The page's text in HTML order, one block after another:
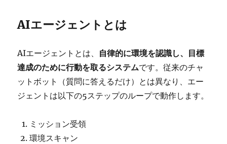
AIエージェントとは
AIエージェントとは、 自律的に環境を認識し、目標
達成のために行動を取るシステムです。従来のチャ
ットボット（質問に答えるだけ）とは異なり、エー
ジェントは以下の5ステップのループで動作します。
ミッション受領
環境スキャン